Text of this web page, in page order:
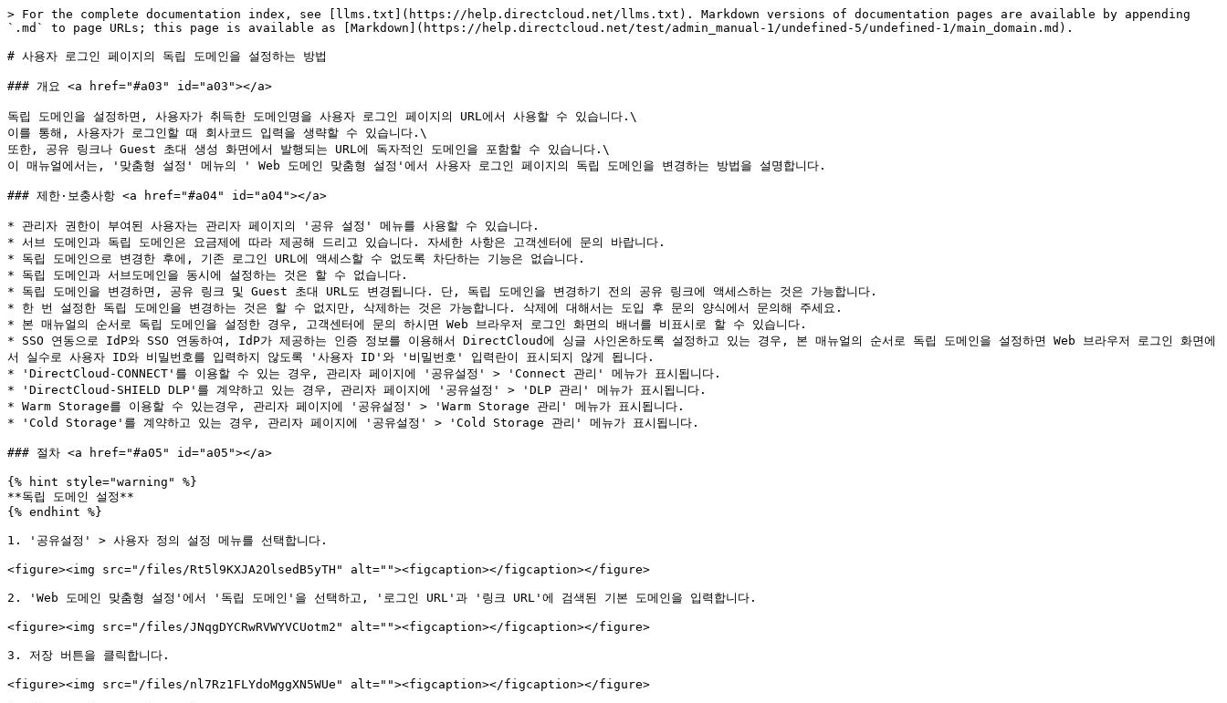
> For the complete documentation index, see [llms.txt](https://help.directcloud.net/llms.txt). Markdown versions of documentation pages are available by appending
`.md` to page URLs; this page is available as [Markdown](https://help.directcloud.net/test/admin_manual-1/undefined-5/undefined-1/main_domain.md).
# 사용자 로그인 페이지의 독립 도메인을 설정하는 방법
### 개요 <a href="#a03" id="a03"></a>
독립 도메인을 설정하면, 사용자가 취득한 도메인명을 사용자 로그인 페이지의 URL에서 사용할 수 있습니다.\
이를 통해, 사용자가 로그인할 때 회사코드 입력을 생략할 수 있습니다.\
또한, 공유 링크나 Guest 초대 생성 화면에서 발행되는 URL에 독자적인 도메인을 포함할 수 있습니다.\
이 매뉴얼에서는, '맞춤형 설정' 메뉴의 ' Web 도메인 맞춤형 설정'에서 사용자 로그인 페이지의 독립 도메인을 변경하는 방법을 설명합니다.
### 제한·보충사항 <a href="#a04" id="a04"></a>
* 관리자 권한이 부여된 사용자는 관리자 페이지의 '공유 설정' 메뉴를 사용할 수 있습니다.
* 서브 도메인과 독립 도메인은 요금제에 따라 제공해 드리고 있습니다. 자세한 사항은 고객센터에 문의 바랍니다.
* 독립 도메인으로 변경한 후에, 기존 로그인 URL에 액세스할 수 없도록 차단하는 기능은 없습니다.
* 독립 도메인과 서브도메인을 동시에 설정하는 것은 할 수 없습니다.
* 독립 도메인을 변경하면, 공유 링크 및 Guest 초대 URL도 변경됩니다. 단, 독립 도메인을 변경하기 전의 공유 링크에 액세스하는 것은 가능합니다.
* 한 번 설정한 독립 도메인을 변경하는 것은 할 수 없지만, 삭제하는 것은 가능합니다. 삭제에 대해서는 도입 후 문의 양식에서 문의해 주세요.
* 본 매뉴얼의 순서로 독립 도메인을 설정한 경우, 고객센터에 문의 하시면 Web 브라우저 로그인 화면의 배너를 비표시로 할 수 있습니다.
* SSO 연동으로 IdP와 SSO 연동하여, IdP가 제공하는 인증 정보를 이용해서 DirectCloud에 싱글 사인온하도록 설정하고 있는 경우, 본 매뉴얼의 순서로 독립 도메인을 설정하면 Web 브라우저 로그인 화면에
서 실수로 사용자 ID와 비밀번호를 입력하지 않도록 '사용자 ID'와 '비밀번호' 입력란이 표시되지 않게 됩니다.
* 'DirectCloud-CONNECT'를 이용할 수 있는 경우, 관리자 페이지에 '공유설정' > 'Connect 관리' 메뉴가 표시됩니다.
* 'DirectCloud-SHIELD DLP'를 계약하고 있는 경우, 관리자 페이지에 '공유설정' > 'DLP 관리' 메뉴가 표시됩니다.
* Warm Storage를 이용할 수 있는경우, 관리자 페이지에 '공유설정' > 'Warm Storage 관리' 메뉴가 표시됩니다.
* 'Cold Storage'를 계약하고 있는 경우, 관리자 페이지에 '공유설정' > 'Cold Storage 관리' 메뉴가 표시됩니다.
### 절차 <a href="#a05" id="a05"></a>
{% hint style="warning" %}
**독립 도메인 설정**
{% endhint %}
1. '공유설정' > 사용자 정의 설정 메뉴를 선택합니다.
<figure><img src="/files/Rt5l9KXJA2OlsedB5yTH" alt=""><figcaption></figcaption></figure>
2. 'Web 도메인 맞춤형 설정'에서 '독립 도메인'을 선택하고, '로그인 URL'과 '링크 URL'에 검색된 기본 도메인을 입력합니다.
<figure><img src="/files/JNqgDYCRwRVWYVCUotm2" alt=""><figcaption></figcaption></figure>
3. 저장 버튼을 클릭합니다.
<figure><img src="/files/nl7Rz1FLYdoMggXN5WUe" alt=""><figcaption></figcaption></figure>